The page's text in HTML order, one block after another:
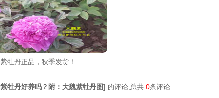
牡丹正品，秋季发货！
牡丹好养吗？附：大魏紫牡丹图] 的评论,总共:0条评论